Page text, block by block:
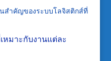
สำคัญของระบบโลจิสติกส์ที่
หมาะกับงานแต่ละ